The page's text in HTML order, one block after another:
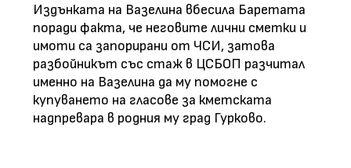
Издънката на Вазелина вбесила Баретата
поради факта, че неговите лични сметки и
имоти са запорирани от ЧСИ, затова
разбойникът със стаж в ЦСБОП разчитал
именно на Вазелина да му помогне с
купуването на гласове за кметската
надпревара в родния му град Гурково.